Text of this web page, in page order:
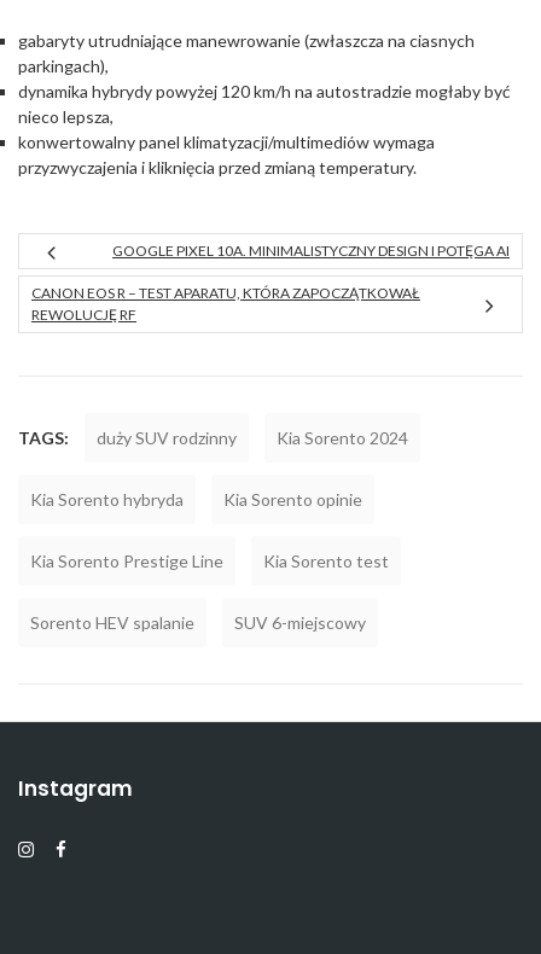
gabaryty utrudniające manewrowanie (zwłaszcza na ciasnych
parkingach),
dynamika hybrydy powyżej 120 km/h na autostradzie mogłaby być
nieco lepsza,
konwertowalny panel klimatyzacji/multimediów wymaga
przyzwyczajenia i kliknięcia przed zmianą temperatury.
GOOGLE PIXEL 10A. MINIMALISTYCZNY DESIGN I POTĘGA AI
CANON EOS R – TEST APARATU, KTÓRA ZAPOCZĄTKOWAŁ
REWOLUCJĘ RF
TAGS: duży SUV rodzinny Kia Sorento 2024
Kia Sorento hybryda Kia Sorento opinie
Kia Sorento Prestige Line Kia Sorento test
Sorento HEV spalanie SUV 6-miejscowy
Instagram